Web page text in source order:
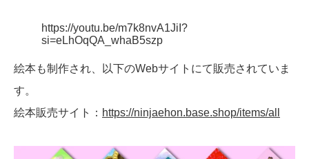
https://youtu.be/m7k8nvA1JiI?
si=eLhOqQA_whaB5szp
絵本も制作され、以下のWebサイトにて販売されていま
す。
絵本販売サイト： https://ninjaehon.base.shop/items/all